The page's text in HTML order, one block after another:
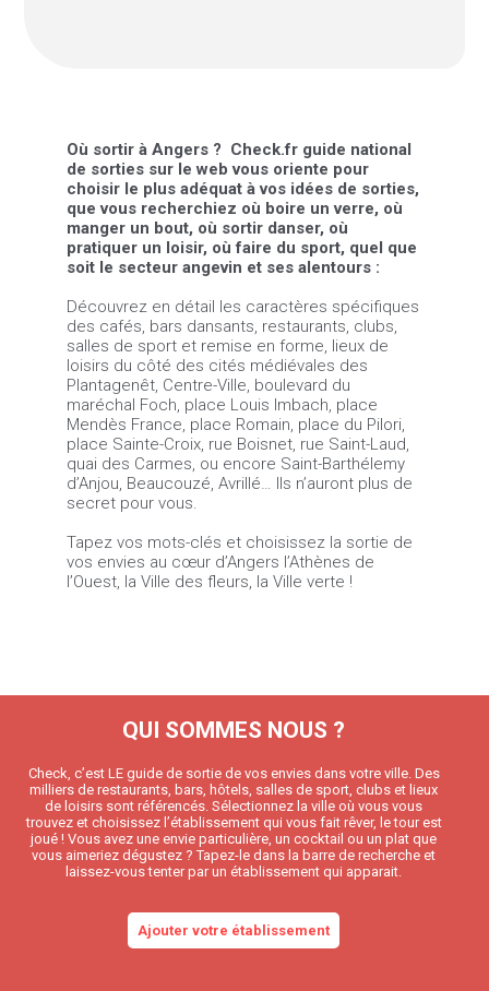
Où sortir à Angers ? Check.fr guide national
de sorties sur le web vous oriente pour
choisir le plus adéquat à vos idées de sorties,
que vous recherchiez où boire un verre, où
manger un bout, où sortir danser, où
pratiquer un loisir, où faire du sport, quel que
soit le secteur angevin et ses alentours :
Découvrez en détail les caractères spécifiques
des cafés, bars dansants, restaurants, clubs,
salles de sport et remise en forme, lieux de
loisirs du côté des cités médiévales des
Plantagenêt, Centre-Ville, boulevard du
maréchal Foch, place Louis Imbach, place
Mendès France, place Romain, place du Pilori,
place Sainte-Croix, rue Boisnet, rue Saint-Laud,
quai des Carmes, ou encore Saint-Barthélemy
d’Anjou, Beaucouzé, Avrillé… Ils n’auront plus de
secret pour vous.
Tapez vos mots-clés et choisissez la sortie de
vos envies au cœur d’Angers l’Athènes de
l’Ouest, la Ville des fleurs, la Ville verte !
QUI SOMMES NOUS ?
Check, c’est LE guide de sortie de vos envies dans votre ville. Des
milliers de restaurants, bars, hôtels, salles de sport, clubs et lieux
de loisirs sont référencés. Sélectionnez la ville où vous vous
trouvez et choisissez l’établissement qui vous fait rêver, le tour est
joué ! Vous avez une envie particulière, un cocktail ou un plat que
vous aimeriez dégustez ? Tapez-le dans la barre de recherche et
laissez-vous tenter par un établissement qui apparait.
Ajouter votre établissement